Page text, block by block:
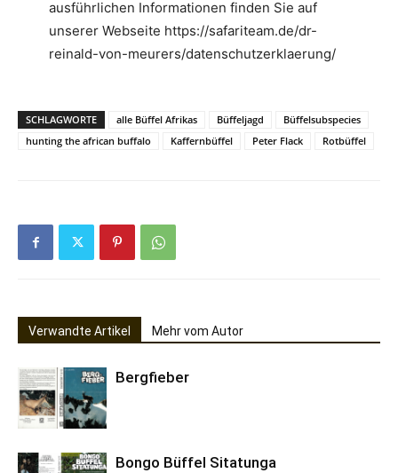
ausführlichen Informationen finden Sie auf
unserer Webseite https://safariteam.de/dr-
reinald-von-meurers/datenschutzerklaerung/
SCHLAGWORTE alle Büffel Afrikas Büffeljagd
Büffelsubspecies
hunting the african buffalo
Kaffernbüffel Peter Flack Rotbüffel
Verwandte Artikel Mehr vom Autor
Bergfieber
Bongo Büffel Sitatunga